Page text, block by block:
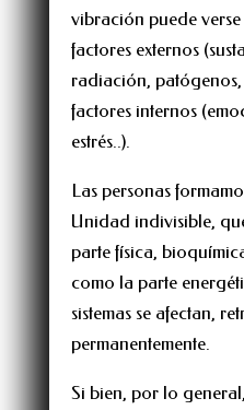
vibración puede
factores externos
radiación,
factores internos
estrés..).
Las personas
Unidad indivisible,
parte física,
como la parte
sistemas se afectan,
permanentemente.
Si bien, por lo